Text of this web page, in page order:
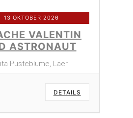
13 OKTOBER 2026
VALENTIN
ASTRONAUT
Pusteblume, Laer
DETAILS